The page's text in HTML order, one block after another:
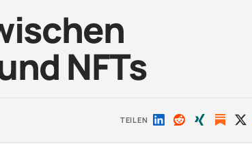
NFTs
TEILEN Auf Auf Auf Auf